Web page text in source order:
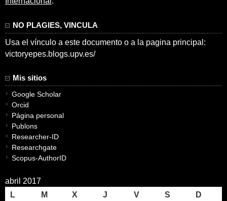
NO PLAGIES, VINCULA
Usa el vínculo a este documento o a la pagina principal:
victoryepes.blogs.upv.es/
Mis sitios
Google Scholar
Orcid
Página personal
Publons
Researcher-ID
Researchgate
Scopus-AuthorID
abril 2017
L
M X J V S
D